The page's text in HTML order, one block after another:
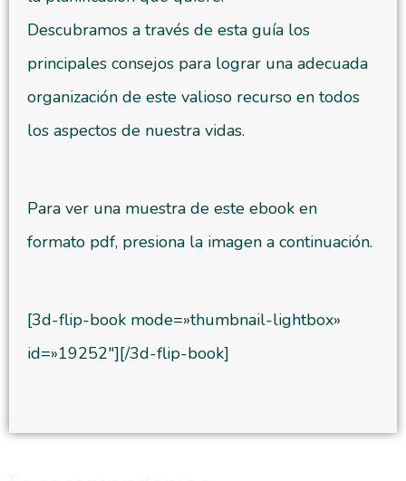
Descubramos a través de esta guía los
principales consejos para lograr una adecuada
organización de este valioso recurso en todos
los aspectos de nuestra vidas.
Para ver una muestra de este ebook en
formato pdf, presiona la imagen a continuación.
[3d-flip-book mode=»thumbnail-lightbox»
id=»19252″][/3d-flip-book]